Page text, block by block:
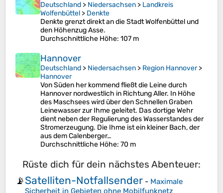
Deutschland > Niedersachsen > Landkreis
Wolfenbüttel > Denkte
Denkte grenzt direkt an die Stadt Wolfenbüttel und
den Höhenzug Asse.
Durchschnittliche Höhe: 107 m
Hannover
Deutschland > Niedersachsen > Region Hannover>
Hannover
Von Süden her kommend fließt die Leine durch
Hannover nordwestlich in Richtung Aller. In Höhe
des Maschsees wird über den Schnellen Graben
Leinewasser zur Ihme geleitet. Das dortige Wehr
dient neben der Regulierung des Wasserstandes der
Stromerzeugung. Die Ihme ist ein kleiner Bach, der
aus dem Calenberger…
Durchschnittliche Höhe: 70 m
Rüste dich für dein nächstes Abenteuer:
📡Satelliten-Notfallsender - Maximale
Sicherheit in Gebieten ohne Mobilfunknetz